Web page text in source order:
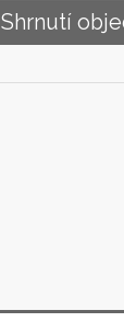
Shrnutí